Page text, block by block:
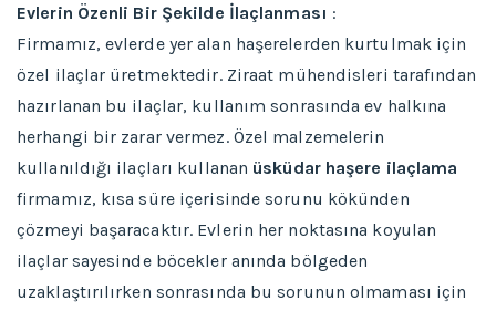
Evlerin Özenli Bir Şekilde İlaçlanması :
Firmamız, evlerde yer alan haşerelerden kurtulmak için
özel ilaçlar üretmektedir. Ziraat mühendisleri tarafından
hazırlanan bu ilaçlar, kullanım sonrasında ev halkına
herhangi bir zarar vermez. Özel malzemelerin
kullanıldığı ilaçları kullanan üsküdar haşere ilaçlama
firmamız, kısa süre içerisinde sorunu kökünden
çözmeyi başaracaktır. Evlerin her noktasına koyulan
ilaçlar sayesinde böcekler anında bölgeden
uzaklaştırılırken sonrasında bu sorunun olmaması için